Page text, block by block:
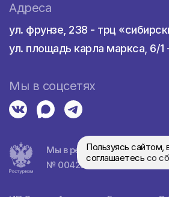
Адреса
ул. фрунзе, 238 - трц
ул. площадь карла маркса, 6/1
Мы в соцсетях
Мы в реестре турагентств
№ 0042839
Пользуясь сайтом,
соглашаетесь со